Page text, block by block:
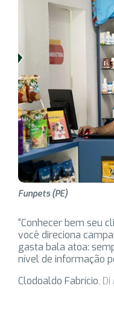
Funpets (PE)
“Conhecer bem seu
você direciona
gasta bala atoa:
nível de informação
Clodoaldo Fabrício,